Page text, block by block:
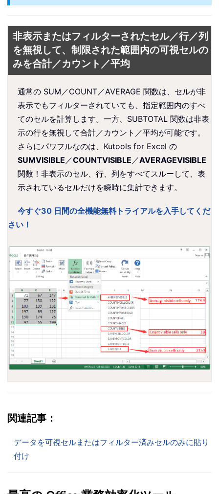
非表示またはフィルターされたセル／行／列
を無視して、制限された範囲内の可視セルの
みを合計／カウント／平均
通常の SUM／COUNT／AVERAGE 関数は、セルが非
表示でもフィルターされていても、指定範囲内のすべ
てのセルを計算します。一方、SUBTOTAL 関数は非表
示の行を無視して合計／カウント／平均が可能です。
さらにパワフルなのは、Kutools for Excel の
SUMVISIBLE ／COUNTVISIBLE ／AVERAGEVISIBLE
関数！非表示のセル、行、列をすべてスルーして、表
示されているセルだけを瞬時に集計できます。
今すぐ30 日間の全機能無料トライアルを入手してくだ
さい！
関連記事：
データを可視セルまたはフィルター済みセルのみに貼り
付け